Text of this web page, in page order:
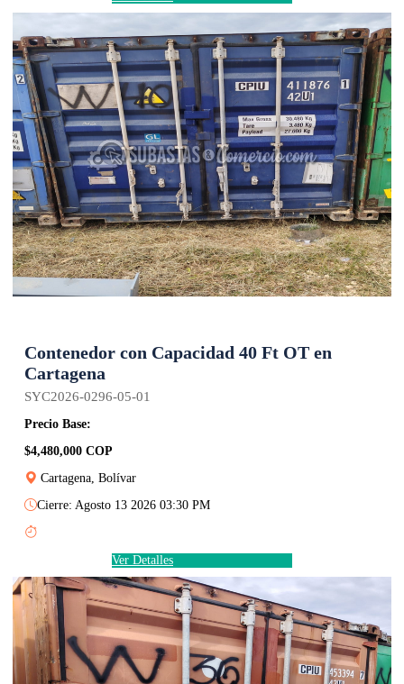
Contenedor con Capacidad 40 Ft OT en
Cartagena
SYC2026-0296-05-01
Precio Base:
$4,480,000 COP
Cartagena, Bolívar
Cierre: Agosto 13 2026 03:30 PM
Ver Detalles